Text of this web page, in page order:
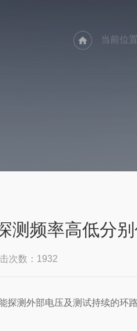
当前位置
测频率高低分
次数：1932
探测外部电压及测试持续的环